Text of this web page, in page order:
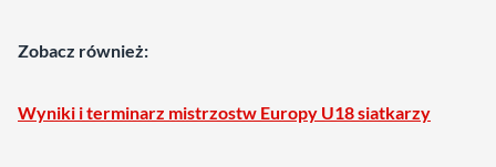
Zobacz również:
Wyniki i terminarz mistrzostw Europy U18 siatkarzy